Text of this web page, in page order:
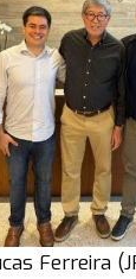
Ferreira